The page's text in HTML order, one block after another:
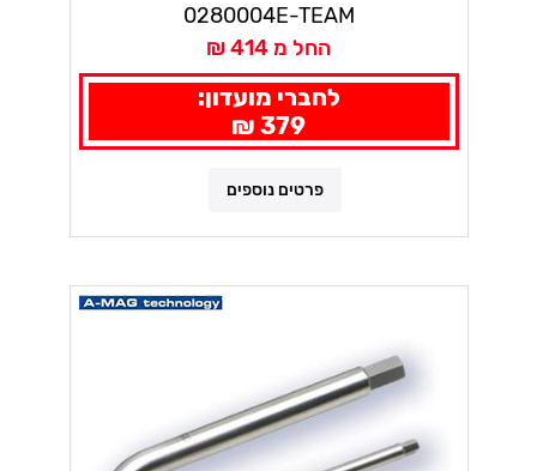
0280004E-TEAM
החל מ 414 ₪
לחברי מועדון:
379 ₪
פרטים נוספים